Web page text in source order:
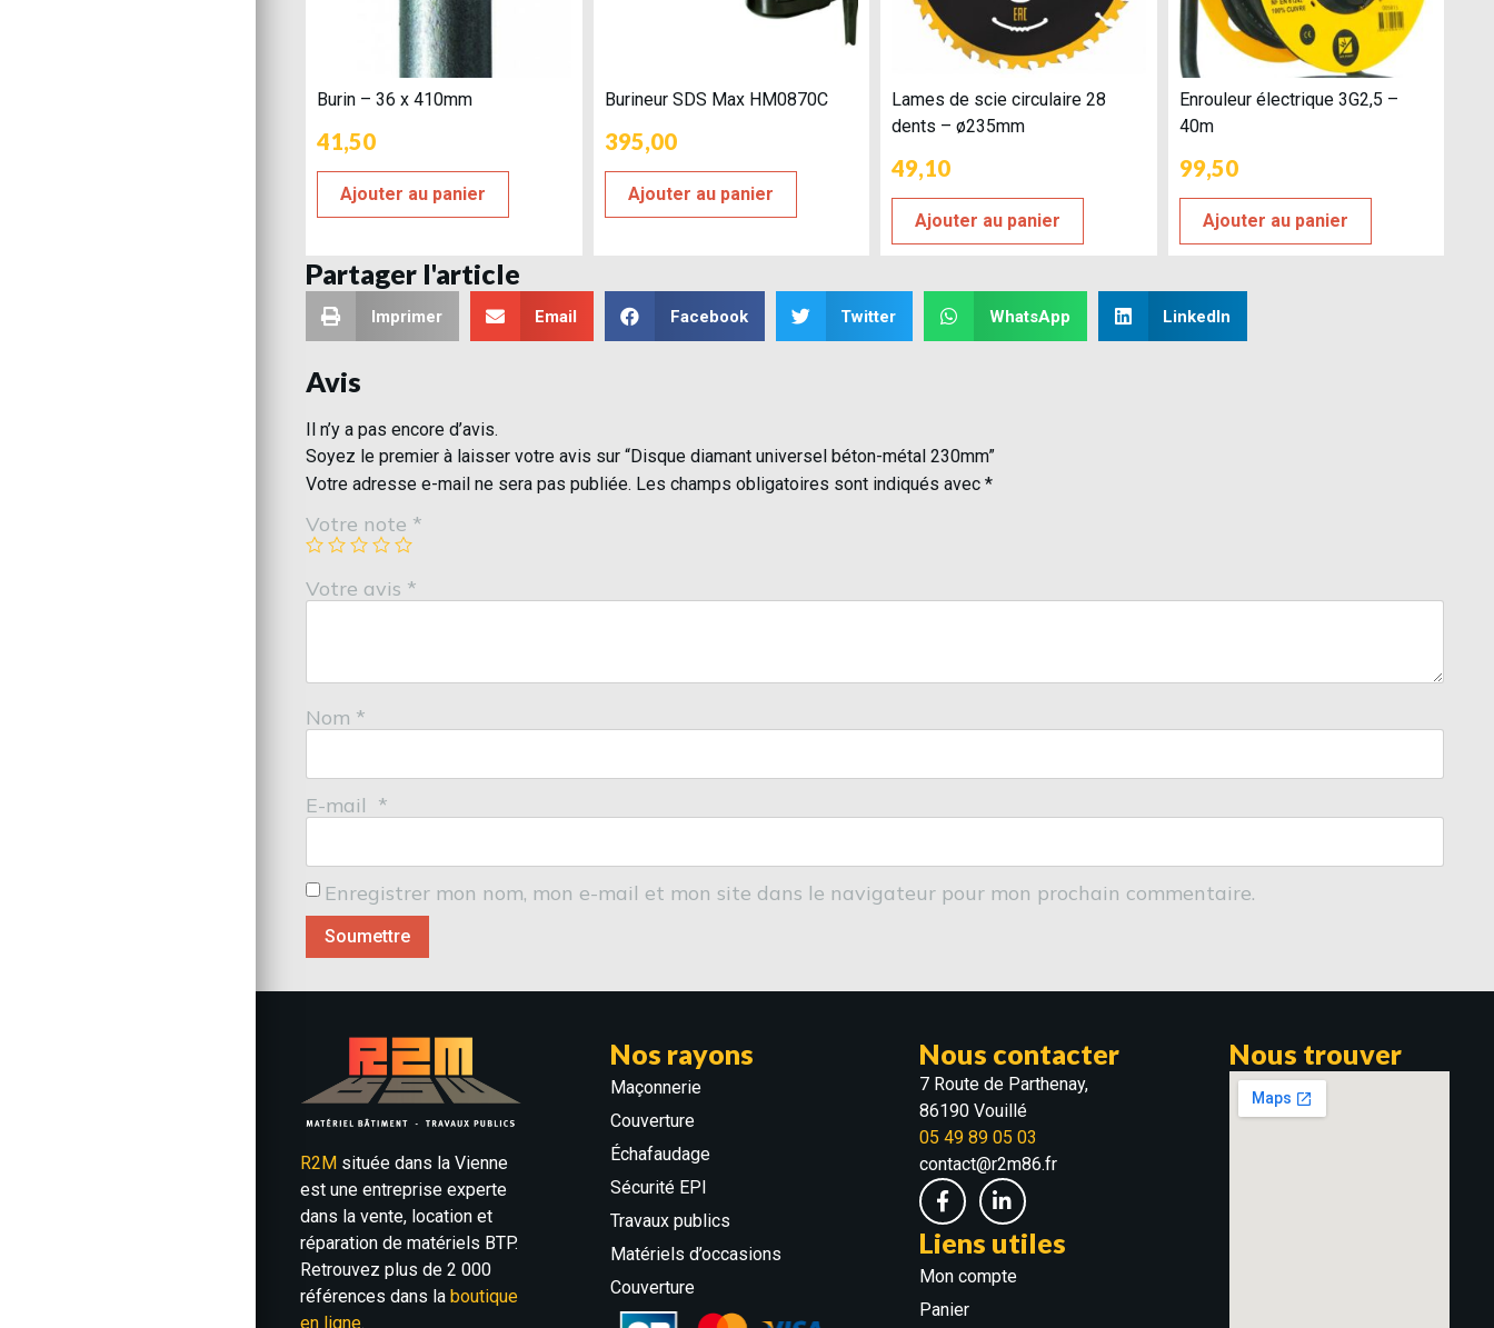
Burin – 36 x 410mm
41,50
Ajouter au panier
Burineur SDS Max HM0870C
395,00
Ajouter au panier
Lames de scie circulaire 28
dents – ø235mm
49,10
Ajouter au panier
Enrouleur électrique 3G2,5 –
40m
99,50
Ajouter au panier
Partager l'article
Imprimer Email Facebook Twitter WhatsApp LinkedIn
Avis
Il n’y a pas encore d’avis.
Soyez le premier à laisser votre avis sur “Disque diamant universel béton-métal 230mm”
Votre adresse e-mail ne sera pas publiée. Les champs obligatoires sont indiqués avec *
Votre note *
Votre avis *
Nom *
E-mail *
Enregistrer mon nom, mon e-mail et mon site dans le navigateur pour mon prochain commentaire.
R2M située dans la Vienne
est une entreprise experte
dans la vente, location et
réparation de matériels BTP.
Retrouvez plus de 2 000
références dans la boutique
en ligne.
Nos rayons
Maçonnerie
Couverture
Échafaudage
Sécurité EPI
Travaux publics
Matériels d’occasions
Couverture
Nous contacter
7 Route de Parthenay,
86190 Vouillé
05 49 89 05 03
contact@r2m86.fr
Liens utiles
Mon compte
Panier
Nous trouver